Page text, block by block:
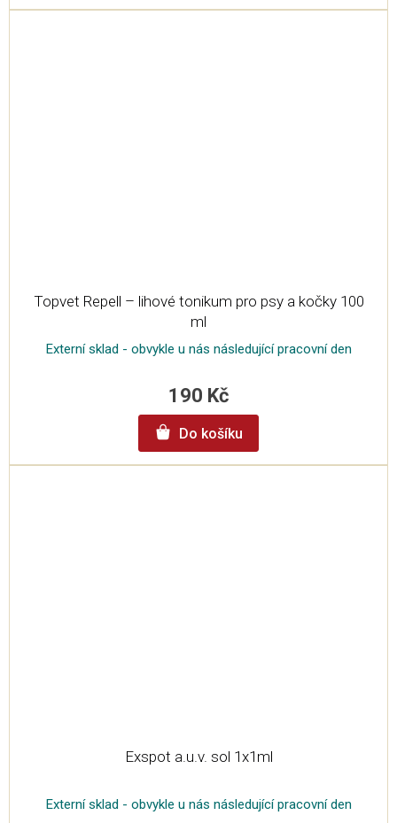
Topvet Repell – lihové tonikum pro psy a kočky 100
ml
Externí sklad - obvykle u nás následující pracovní den
190 Kč
Do košíku
Exspot a.u.v. sol 1x1ml
Externí sklad - obvykle u nás následující pracovní den